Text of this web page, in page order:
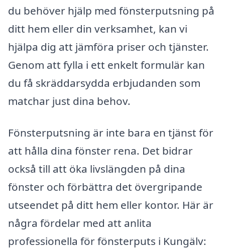
du behöver hjälp med fönsterputsning på
ditt hem eller din verksamhet, kan vi
hjälpa dig att jämföra priser och tjänster.
Genom att fylla i ett enkelt formulär kan
du få skräddarsydda erbjudanden som
matchar just dina behov.
Fönsterputsning är inte bara en tjänst för
att hålla dina fönster rena. Det bidrar
också till att öka livslängden på dina
fönster och förbättra det övergripande
utseendet på ditt hem eller kontor. Här är
några fördelar med att anlita
professionella för fönsterputs i Kungälv: